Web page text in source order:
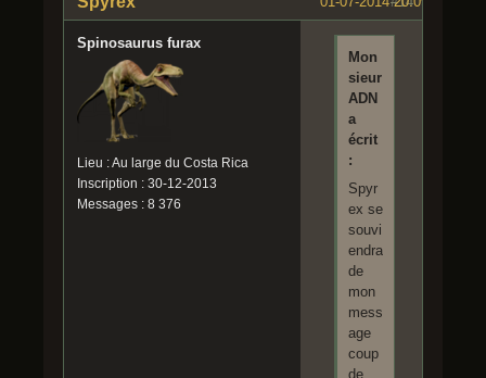
Spinosaurus furax
Lieu : Au large du Costa Rica
Inscription : 30-12-2013
Messages : 8 376
Mon
sieur
ADN
a
écrit
:
Spyr
ex se
souvi
endra
de
mon
mess
age
coup
de